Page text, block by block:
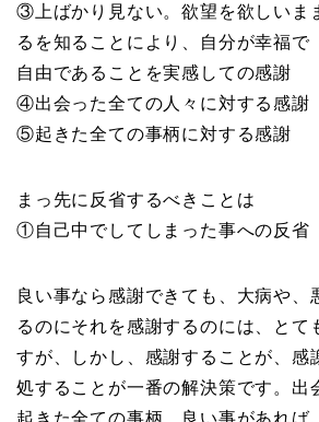
③上ばかり見ない。欲望を欲しいま
るを知ることにより、自分が幸福で
自由であることを実感しての感謝
④出会った全ての人々に対する感謝
⑤起きた全ての事柄に対する感謝
まっ先に反省するべきことは
①自己中でしてしまった事への反省
良い事なら感謝できても、大病や、
るのにそれを感謝するのには、とて
すが、しかし、感謝することが、感
処することが一番の解決策です。出
起きた全ての事柄、良い事があれば